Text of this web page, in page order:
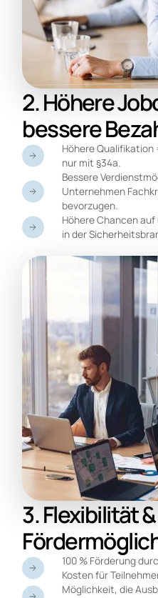
2. Höhere
bessere
Höhere
nur mit §34a.
Bessere
Unternehmen
bevorzugen.
Höhere Chancen
in der
3. Flexibilität &
100 % Förderung
Kosten für
Möglichkeit, die